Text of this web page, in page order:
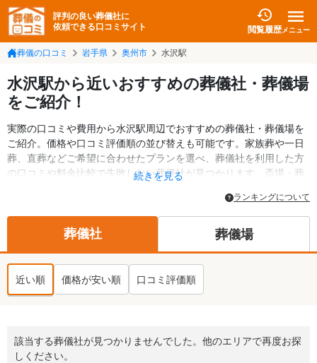
評判の良い葬儀社に
依頼できる口コミサイト
閲覧履歴メニュー
葬儀の口コミ 岩手県 奥州市 水沢駅
水沢駅から近いおすすめの葬儀社・葬儀場
をご紹介！
実際の口コミや費用から水沢駅周辺でおすすめの葬儀社・葬儀場を
ご紹介。価格や口コミ評価順の並び替えも可能です。家族葬や一日
葬、直葬などご希望に合わせたプランを選べ、葬儀社を利用した方
の口コミや料金比較で失敗しない葬儀社が見つかります。斎場・葬
も掲載しています。24時間の相談受付で深夜・早朝でも対応可能で
す。
続きを見る
ランキングについて
葬儀社 葬儀場
近い順 価格が安い順 口コミ評価順
該当する葬儀社が見つかりませんでした。他のエリアで再度お探
しください。